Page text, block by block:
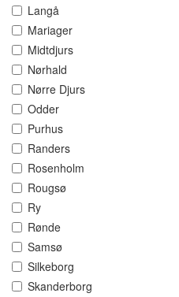
Langå
Mariager
Midtdjurs
Nørhald
Nørre Djurs
Odder
Purhus
Randers
Rosenholm
Rougsø
Ry
Rønde
Samsø
Silkeborg
Skanderborg